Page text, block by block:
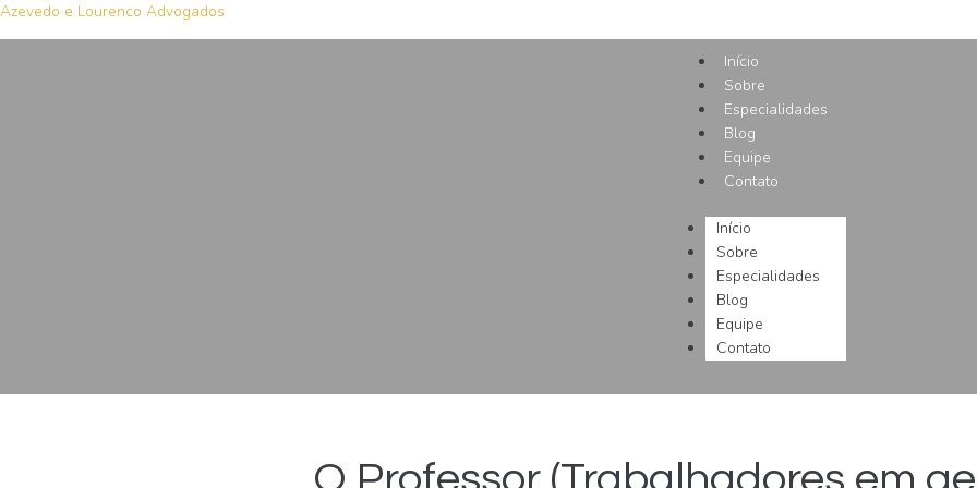
Azevedo e Lourenco Advogados
Início
Sobre
Especialidades
Blog
Equipe
Contato
Início
Sobre
Especialidades
Blog
Equipe
Contato
O Professor (Trabalhadores em